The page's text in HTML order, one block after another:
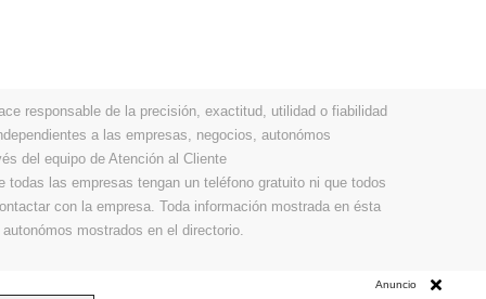
responsable de la precisión, exactitud, utilidad o fiabilidad
a las empresas, negocios, autonómos
del equipo de Atención al Cliente
las empresas tengan un teléfono gratuito ni que todos
con la empresa. Toda información mostrada en ésta
mostrados en el directorio.
Anuncio